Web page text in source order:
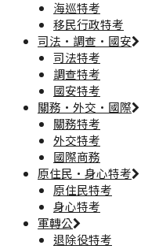
海巡特考
移民行政特考
司法·調查·國安
司法特考
調查特考
國安特考
關務·外交·國際
關務特考
外交特考
國際商務
原住民·身心特考
原住民特考
身心特考
軍轉公
退除役特考